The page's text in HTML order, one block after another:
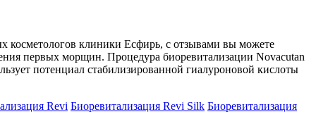
косметологов клиники Есфирь, с отзывами вы можете
первых морщин. Процедура биоревитализации Novacutan
потенциал стабилизированной гиалуроновой кислоты
Revi Биоревитализация Revi Silk Биоревитализация